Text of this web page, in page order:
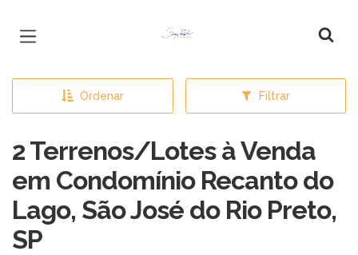
Página inicial
Ordenar Filtrar
2 Terrenos/Lotes à Venda
em Condomínio Recanto do
Lago, São José do Rio Preto,
SP